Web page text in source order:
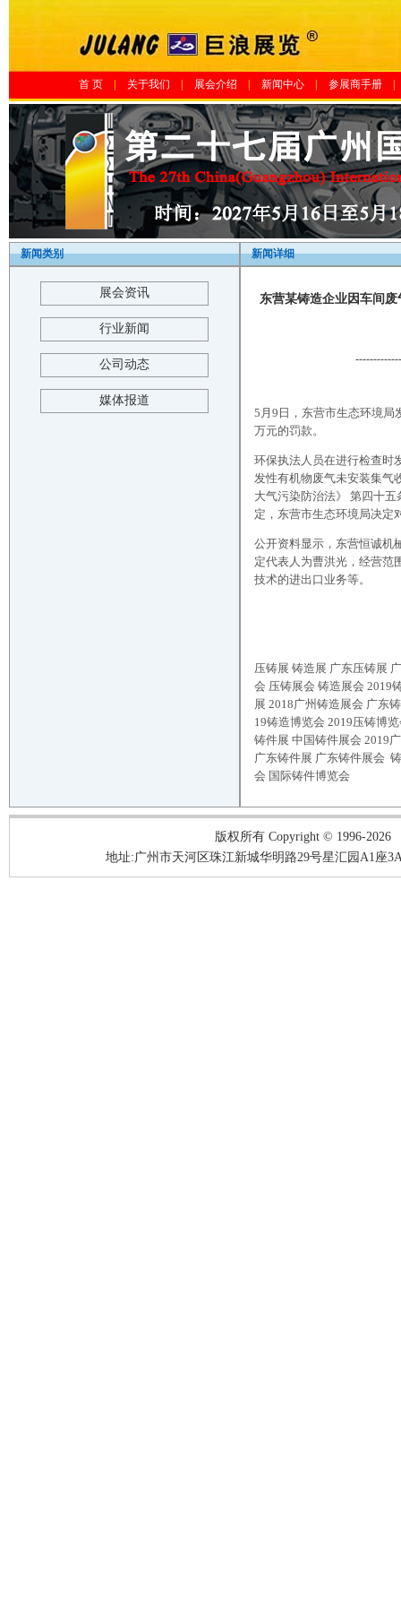
首 页 关于我们 展会介绍 新闻中心 参展商手册|
新闻类别
展会资讯
行业新闻
公司动态
媒体报道
新闻详细
东营某铸造企业因车间
5月9日，东营市生态环境局
万元的罚款。
环保执法人员在进行检查时
发性有机物废气未安装集气
大气污染防治法》 第四十
定，东营市生态环境局决定
公开资料显示，东营恒诚机
定代表人为曹洪光，经营范
技术的进出口业务等。
压铸展 铸造展 广东压铸展
会 压铸展会 铸造展会 2019
展 2018广州铸造展会 广东
19铸造博览会 2019压铸博
铸件展 中国铸件展会 2019
广东铸件展 广东铸件展会
会 国际铸件博览会
版权所有 Copyright © 1996-2026
地址:广州市天河区珠江新城华明路29号星汇园A1座